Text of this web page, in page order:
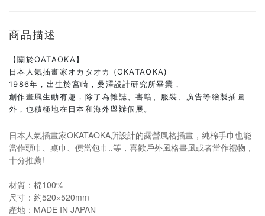
商品描述
【關於OATAOKA】
日本人氣插畫家オカタオカ (OKATAOKA)
1986年，出生於宮崎，桑澤設計研究所畢業，
創作畫風生動有趣，除了為雜誌、書籍、服裝、廣告等繪製插圖
外，也積極地在日本和海外舉辦個展。
日本人氣插畫家OKATAOKA所設計的露營風格插畫，純棉手巾也能
當作頭巾、桌巾、便當包巾..等，喜歡戶外風格畫風或者當作禮物，
十分推薦!
材質：棉100%
尺寸：約520×520mm
產地：MADE IN JAPAN